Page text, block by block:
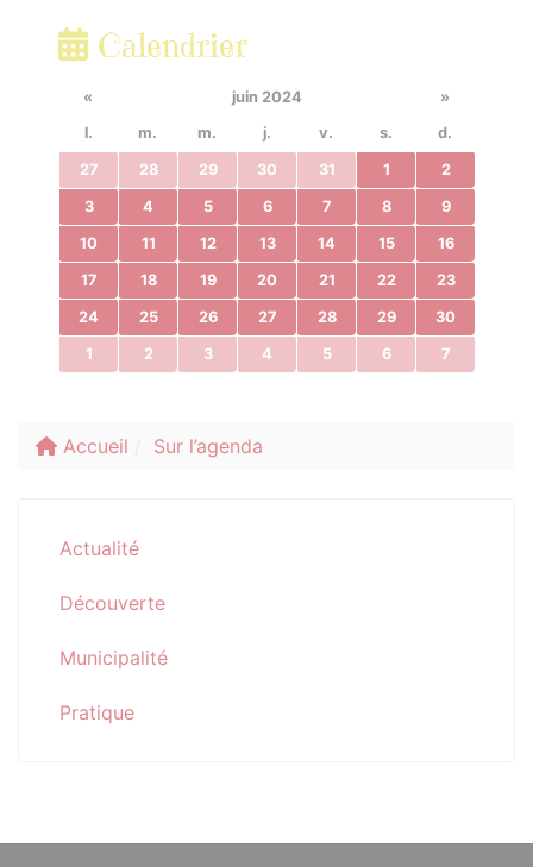
Calendrier
« juin 2024
»
l.
m. m. j. v. s. d.
27 28 29 30 31 1 2
3 4 5 6 7 8 9
10 11 12 13 14 15 16
17 18 19 20 21 22 23
24 25 26 27 28 29 30
1 2 3 4 5 6 7
Accueil Sur l’agenda
Actualité
Découverte
Municipalité
Pratique